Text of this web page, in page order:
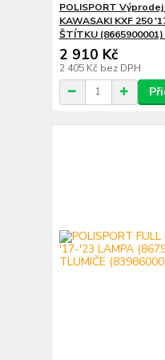
POLISPORT
KAWASAKI KXF 250
ŠTÍTKU (8665900001)
2 910 Kč
2 405 Kč bez DPH